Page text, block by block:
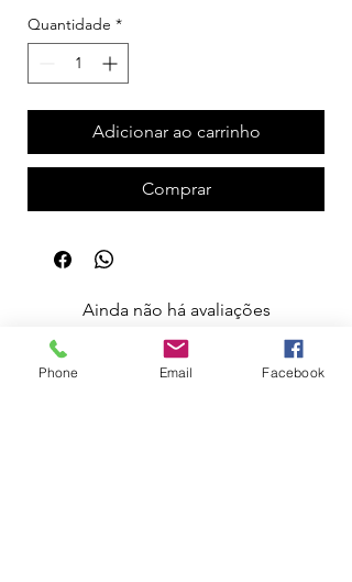
Quantidade *
Adicionar ao carrinho
Comprar
Ainda não há avaliações
Compartilhe sua opinião. Seja o primeiro a
deixar uma avaliação.
Phone Email Facebook